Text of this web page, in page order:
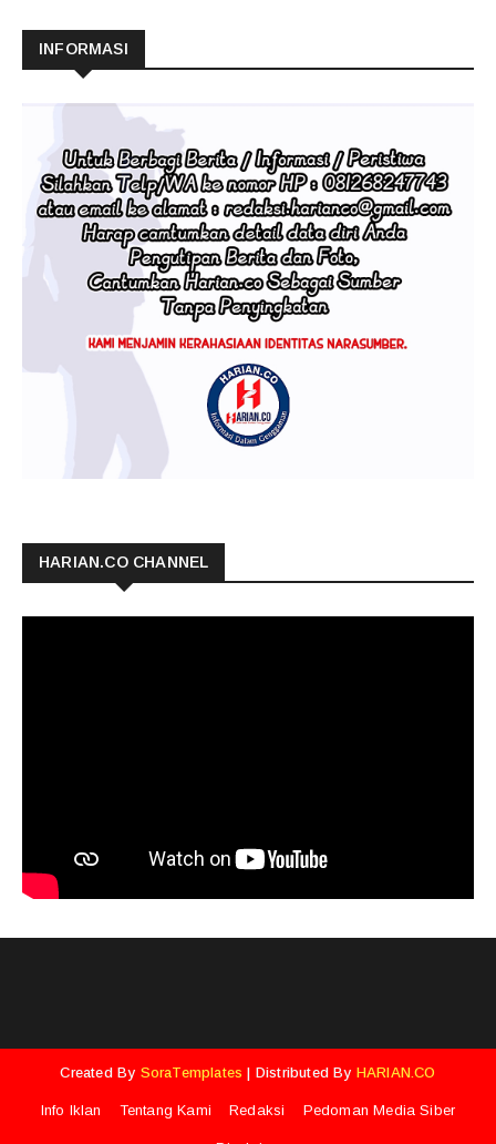
INFORMASI
HARIAN.CO CHANNEL
Created By SoraTemplates | Distributed By HARIAN.CO
Info Iklan Tentang Kami Redaksi Pedoman Media Siber